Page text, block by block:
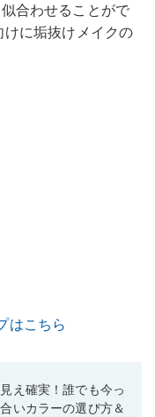
合わせることがで
に垢抜けメイクの
はこちら
え確実！誰でも今っ
いカラーの選び方＆